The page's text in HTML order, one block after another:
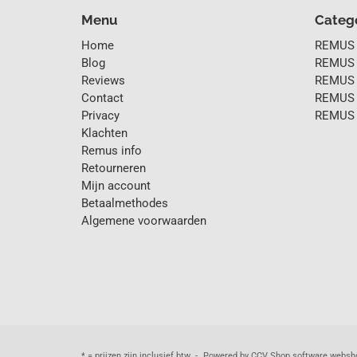
Menu
Home
Blog
Reviews
Contact
Privacy
Klachten
Remus info
Retourneren
Mijn account
Betaalmethodes
Algemene voorwaarden